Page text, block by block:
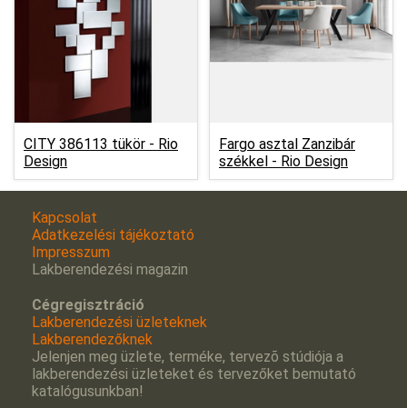
CITY 386113 tükör - Rio
Design
Fargo asztal Zanzibár
székkel - Rio Design
Kapcsolat
Adatkezelési tájékoztató
Impresszum
Lakberendezési magazin
Cégregisztráció
Lakberendezési üzleteknek
Lakberendezőknek
Jelenjen meg üzlete, terméke, tervezõ stúdiója a
lakberendezési üzleteket és tervezőket bemutató
katalógusunkban!